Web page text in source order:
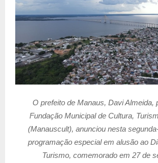
O prefeito de Manaus, Davi Almeida,
Fundação Municipal de Cultura,
(Manauscult), anunciou nesta
programação especial em alusão ao
Turismo, comemorado em 27 de